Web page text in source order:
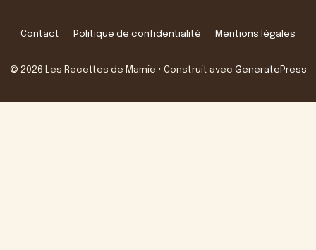
Contact Politique de confidentialité Mentions légales
© 2026 Les Recettes de Mamie • Construit avec GeneratePress